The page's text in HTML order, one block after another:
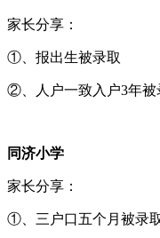
家长分享：
①、报出生被录取
②、人户一致入户3年被
同济小学
家长分享：
①、三户口五个月被录